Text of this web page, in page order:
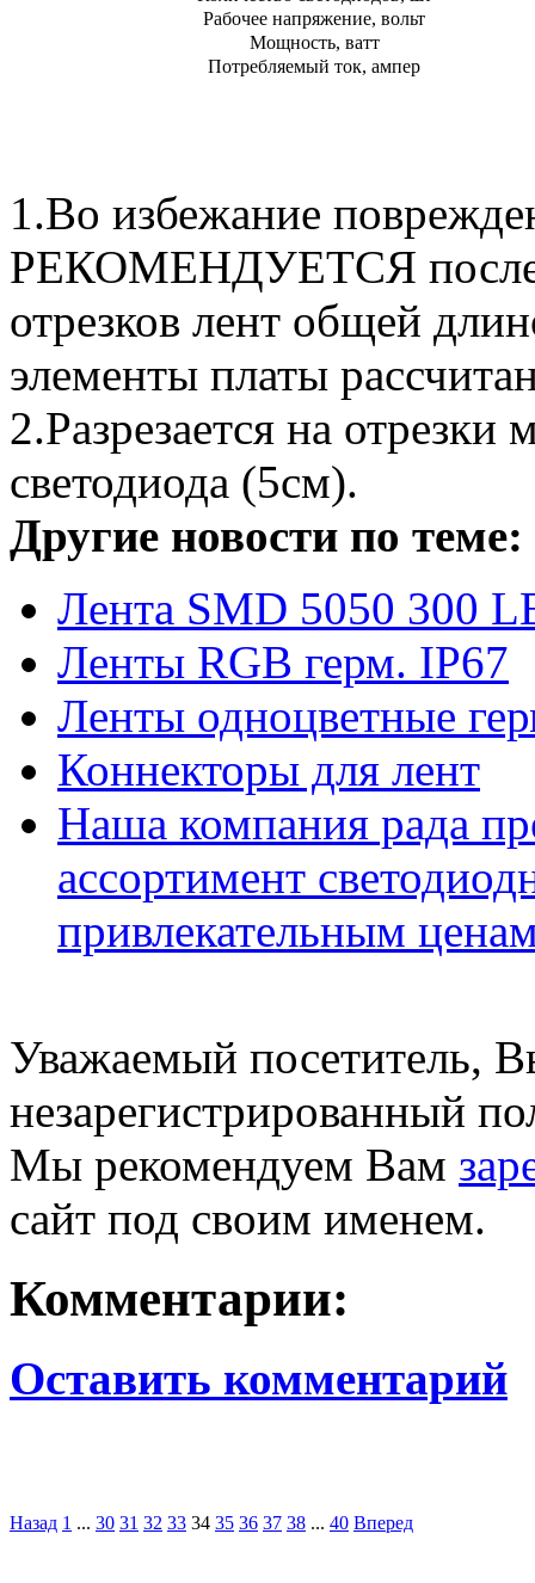
Рабочее напряжение, вольт
Мощность, ватт
Потребляемый ток, ампер
1.Во избежание
РЕКОМЕНДУЕТСЯ
отрезков лент общей
элементы платы
2.Разрезается на
светодиода (5см).
Другие новости по теме:
Лента SMD 5050 300
Ленты RGB герм. IP67
Ленты одноцветные
Коннекторы для лент
Наша компания рада
ассортимент
привлекательным
Уважаемый посетитель,
незарегистрированный
Мы рекомендуем Вам
сайт под своим именем.
Комментарии:
Оставить комментарий
Назад 1 ... 30 31 32 33 34 35 36 37 38 ... 40 Вперед